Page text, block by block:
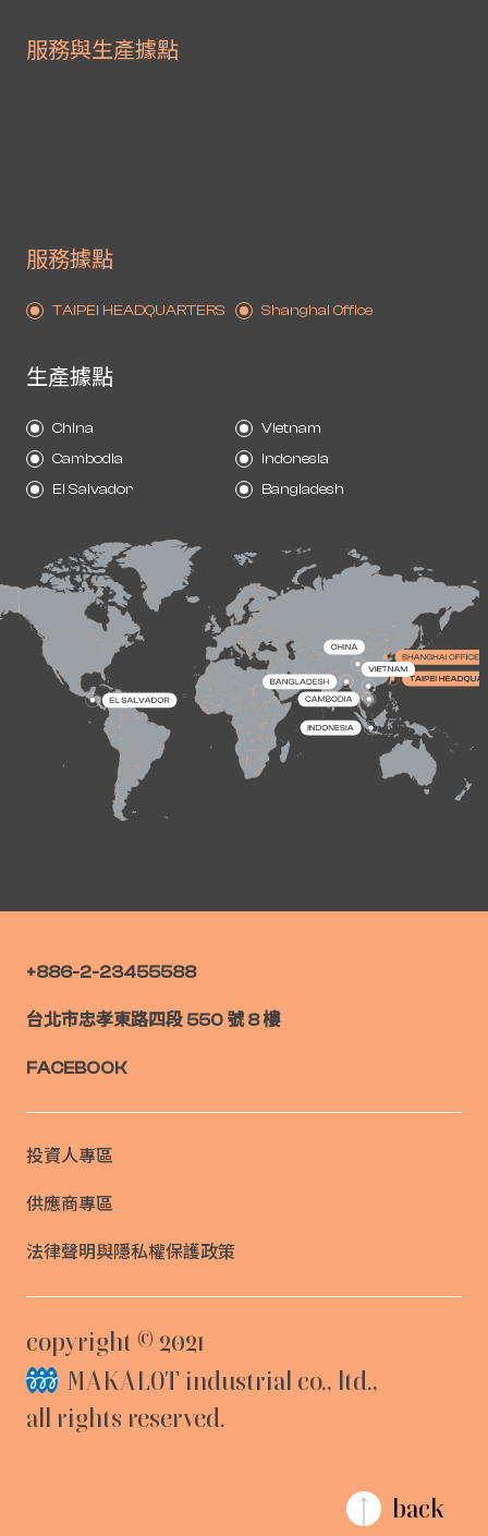
服務與生產據點
服務據點
TAIPEI HEADQUARTERS Shanghai Office
生產據點
China
Vietnam
Cambodia
Indonesia
El Salvador
Bangladesh
+886-2-23455588
台北市忠孝東路四段 550 號 8 樓
FACEBOOK
投資人專區
供應商專區
法律聲明與隱私權保護政策
copyright ©
MAKALOT industrial co., ltd.,
all rights reserved.
back